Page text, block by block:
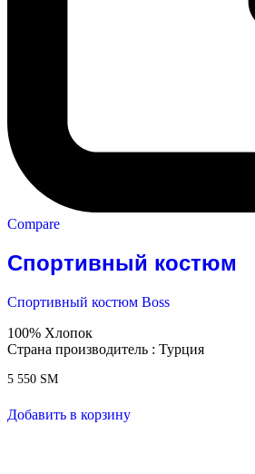
Compare
Спортивный костюм
Спортивный костюм Boss
100% Хлопок
Страна производитель : Турция
5 550 ЅМ
Добавить в корзину